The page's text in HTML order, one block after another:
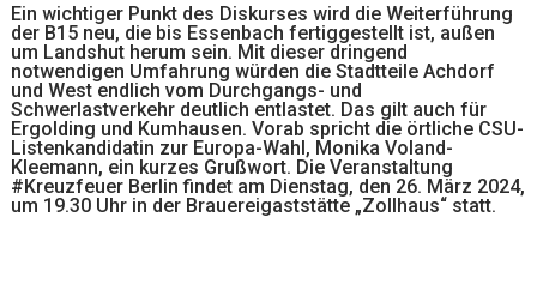
Ein wichtiger Punkt des Diskurses wird die Weiterführung
der B15 neu, die bis Essenbach fertiggestellt ist, außen
um Landshut herum sein. Mit dieser dringend
notwendigen Umfahrung würden die Stadtteile Achdorf
und West endlich vom Durchgangs- und
Schwerlastverkehr deutlich entlastet. Das gilt auch für
Ergolding und Kumhausen. Vorab spricht die örtliche CSU-
Listenkandidatin zur Europa-Wahl, Monika Voland-
Kleemann, ein kurzes Grußwort. Die Veranstaltung
#Kreuzfeuer Berlin findet am Dienstag, den 26. März 2024,
um 19.30 Uhr in der Brauereigaststätte „Zollhaus“ statt.